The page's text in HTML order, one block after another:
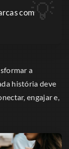
com
a
história deve
engajar e,